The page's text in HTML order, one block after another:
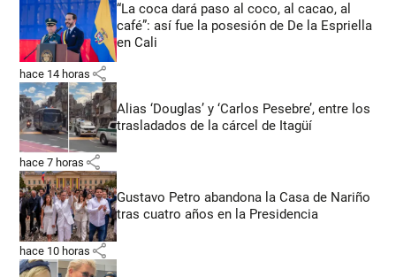
“La coca dará paso al coco, al cacao, al
café”: así fue la posesión de De la Espriella
en Cali
hace 14 horas share
Alias ‘Douglas’ y ‘Carlos Pesebre’, entre los
trasladados de la cárcel de Itagüí
hace 7 horas share
Gustavo Petro abandona la Casa de Nariño
tras cuatro años en la Presidencia
hace 10 horas share